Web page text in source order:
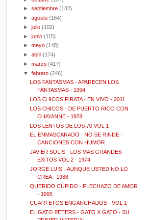
►septiembre (132)
►agosto (164)
►julio (102)
►junio (115)
►mayo (148)
►abril (174)
►marzo (417)
▼febrero (246)
LOS FANTASMAS - APARECEN LOS
FANTASMAS - 1994
LOS CHICOS PIRATA - EN VIVO - 2011
LOS CHICOS - DE PUERTO RICO CON
CHAYANNE - 1978
LOS LENTOS DE LOS 70 VOL 1
EL ENMASCARADO - NO SE RINDE -
CANCIONES CON HUMOR
JAVIER SOLIS - LOS MAS GRANDES
EXITOS VOL 2 - 1974
JORGE LUIS - AUNQUE USTED NO LO
CREA - 1988
QUERIDO CUPIDO - FLECHAZO DE AMOR
- 1995
CUARTETOS ENGANCHADOS - VOL 1
EL GATO PETERS - GATO X GATO - SU